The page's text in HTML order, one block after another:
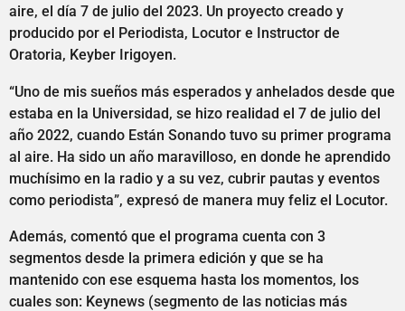
aire, el día 7 de julio del 2023. Un proyecto creado y
producido por el Periodista, Locutor e Instructor de
Oratoria, Keyber Irigoyen.
“Uno de mis sueños más esperados y anhelados desde que
estaba en la Universidad, se hizo realidad el 7 de julio del
año 2022, cuando Están Sonando tuvo su primer programa
al aire. Ha sido un año maravilloso, en donde he aprendido
muchísimo en la radio y a su vez, cubrir pautas y eventos
como periodista”, expresó de manera muy feliz el Locutor.
Además, comentó que el programa cuenta con 3
segmentos desde la primera edición y que se ha
mantenido con ese esquema hasta los momentos, los
cuales son: Keynews (segmento de las noticias más